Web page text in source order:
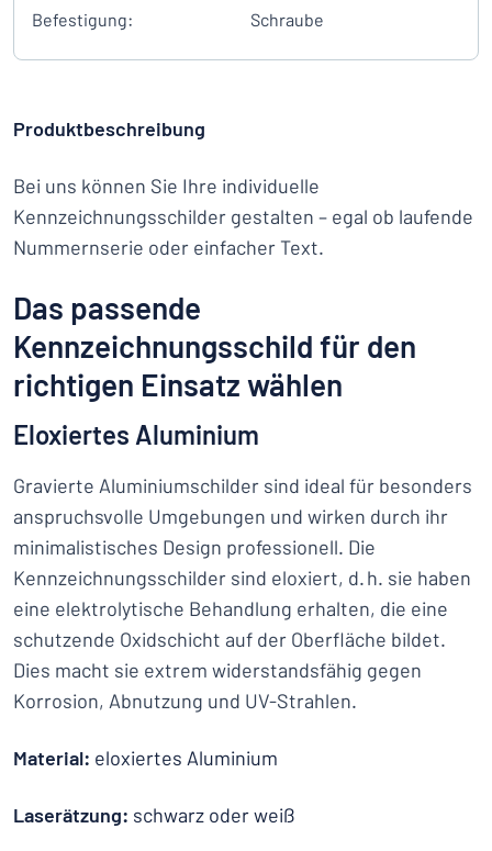
Befestigung:
Schraube
Produktbeschreibung
Bei uns können Sie Ihre individuelle
Kennzeichnungsschilder gestalten – egal ob laufende
Nummernserie oder einfacher Text.
Das passende
Kennzeichnungsschild für den
richtigen Einsatz wählen
Eloxiertes Aluminium
Gravierte Aluminiumschilder sind ideal für besonders
anspruchsvolle Umgebungen und wirken durch ihr
minimalistisches Design professionell. Die
Kennzeichnungsschilder sind eloxiert, d. h. sie haben
eine elektrolytische Behandlung erhalten, die eine
schutzende Oxidschicht auf der Oberfläche bildet.
Dies macht sie extrem widerstandsfähig gegen
Korrosion, Abnutzung und UV-Strahlen.
Material: eloxiertes Aluminium
Laserätzung: schwarz oder weiß